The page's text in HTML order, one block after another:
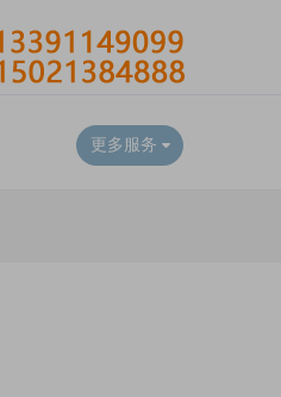
更多服务